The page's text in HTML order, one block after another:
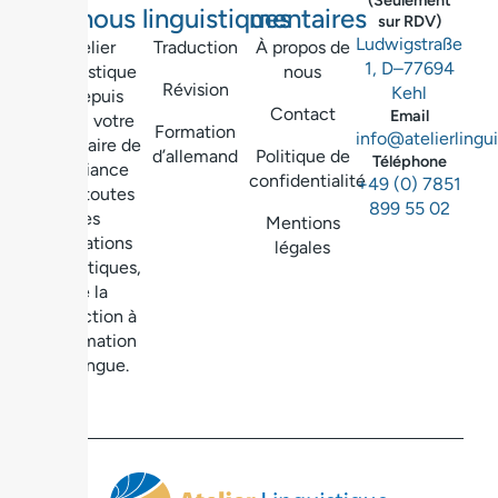
de nous
Atelier
Linguistique
– Depuis
2003, votre
partenaire de
confiance
pour toutes
les
prestations
linguistiques,
de la
traduction à
la formation
en langue.
linguistiques
Traduction
Révision
Formation
d’allemand
mentaires
À propos de
nous
Contact
Politique de
confidentialité
Mentions
légales
sur RDV)
Ludwigstraße
1, D–77694
Kehl
Email
Téléphone
+49 (0) 7851
899 55 02